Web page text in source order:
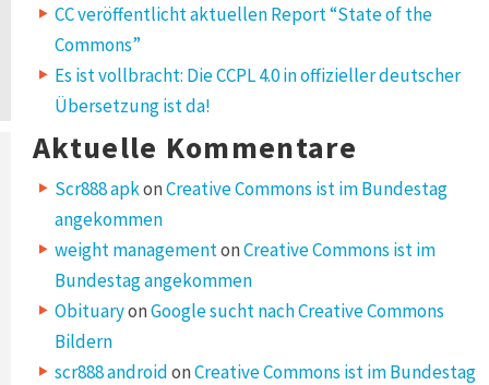
CC veröffentlicht aktuellen Report “State of the
Commons”
Es ist vollbracht: Die CCPL 4.0 in offizieller deutscher
Übersetzung ist da!
Aktuelle Kommentare
Scr888 apkonCreative Commons ist im Bundestag
angekommen
weight managementonCreative Commons ist im
Bundestag angekommen
ObituaryonGoogle sucht nach Creative Commons
Bildern
scr888 androidonCreative Commons ist im Bundestag